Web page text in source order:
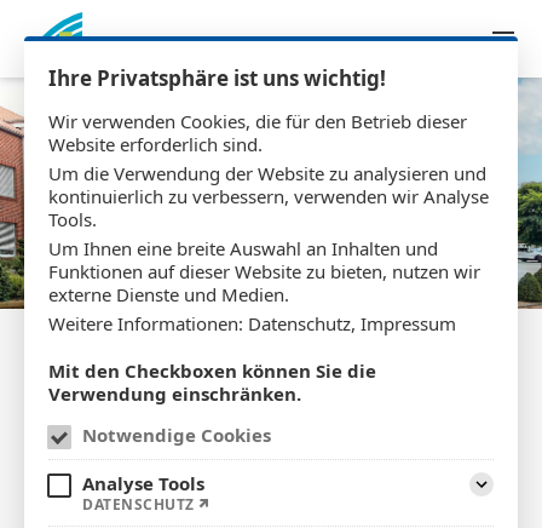
Über uns
Ihre Privatsphäre ist uns wichtig!
Wir verwenden Cookies, die für den Betrieb dieser
Website erforderlich sind.
Um die Verwendung der Website zu analysieren und
kontinuierlich zu verbessern, verwenden wir Analyse
Tools.
Um Ihnen eine breite Auswahl an Inhalten und
Funktionen auf dieser Website zu bieten, nutzen wir
externe Dienste und Medien.
Weitere Informationen: Datenschutz, Impressum
Mit den Checkboxen können Sie die
Verwendung einschränken.
Notwendige Cookies
Analyse Tools
DATENSCHUTZ